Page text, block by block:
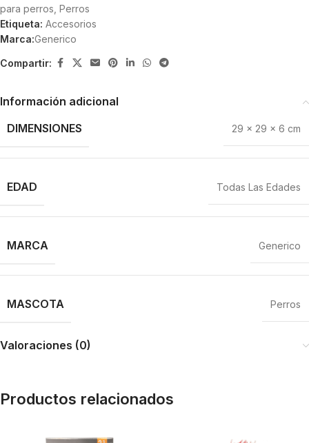
para perros Perros
Etiqueta: Accesorios
Marca:Generico
Compartir:
Información adicional
DIMENSIONES
29 × 29 × 6 cm
EDAD Todas Las Edades
MARCA Generico
MASCOTA Perros
Valoraciones (0)
Productos relacionados